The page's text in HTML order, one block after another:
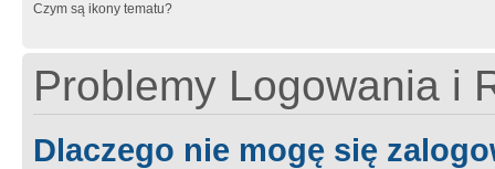
Czym są ikony tematu?
Problemy Logowania i
Dlaczego nie mogę się